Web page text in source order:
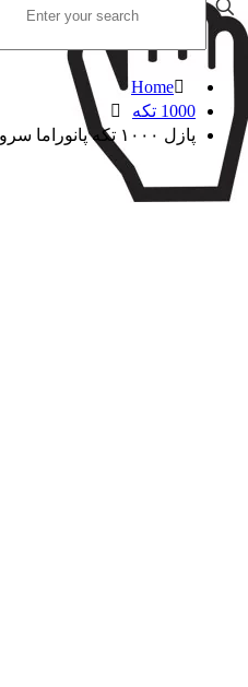
Home
1000 تکه
پازل ۱۰۰۰ تکه پانوراما سرو مرداب اثر پوپ هکنر